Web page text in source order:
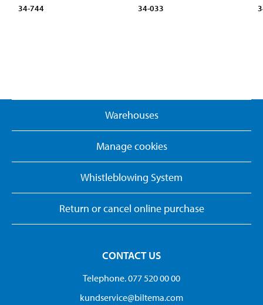
34-744 34-033
Warehouses
Manage cookies
Whistleblowing System
Return or cancel online purchase
CONTACT US
Telephone. 077 520 00 00
kundservice@biltema.com